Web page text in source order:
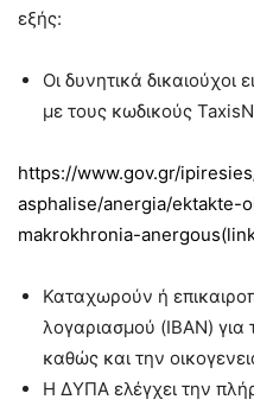
εξής:
Οι δυνητικά δικαιούχοι
με τους κωδικούς
https://www.gov.gr/
asphalise/anergia/ektakte-
makrokhronia-
Καταχωρούν ή
λογαριασμού (IBAN)
καθώς και την
Η ΔΥΠΑ ελέγχει την